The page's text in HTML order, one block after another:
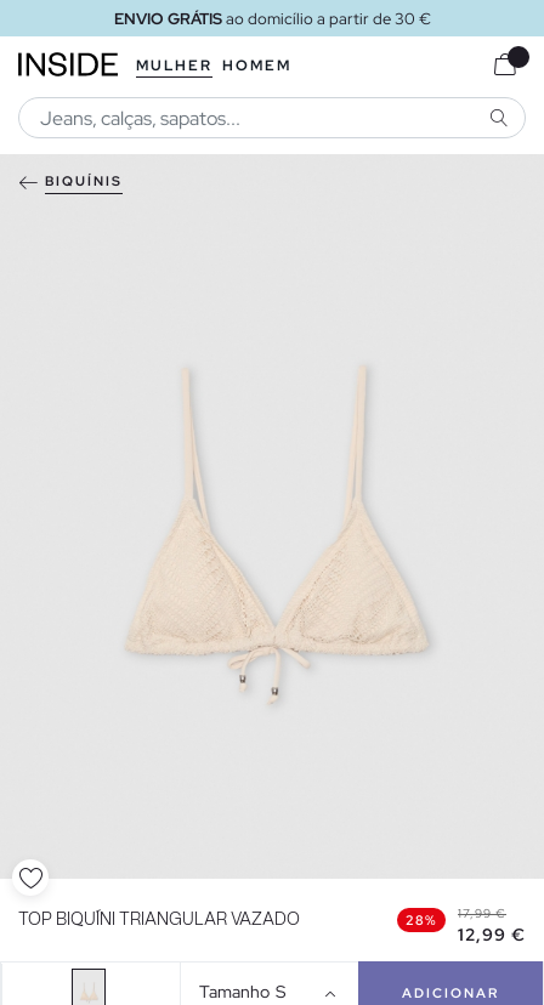
ENVIO GRÁTISao domicílio a partir de 30 €
MULHER HOMEM
BIQUÍNIS
TOP BIQUÍNI TRIANGULAR VAZADO 28% 17,99 €
12,99 €
Tamanho S ADICIONAR